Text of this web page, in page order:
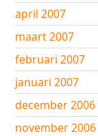
april 2007
maart 2007
februari 2007
januari 2007
december 2006
november 2006